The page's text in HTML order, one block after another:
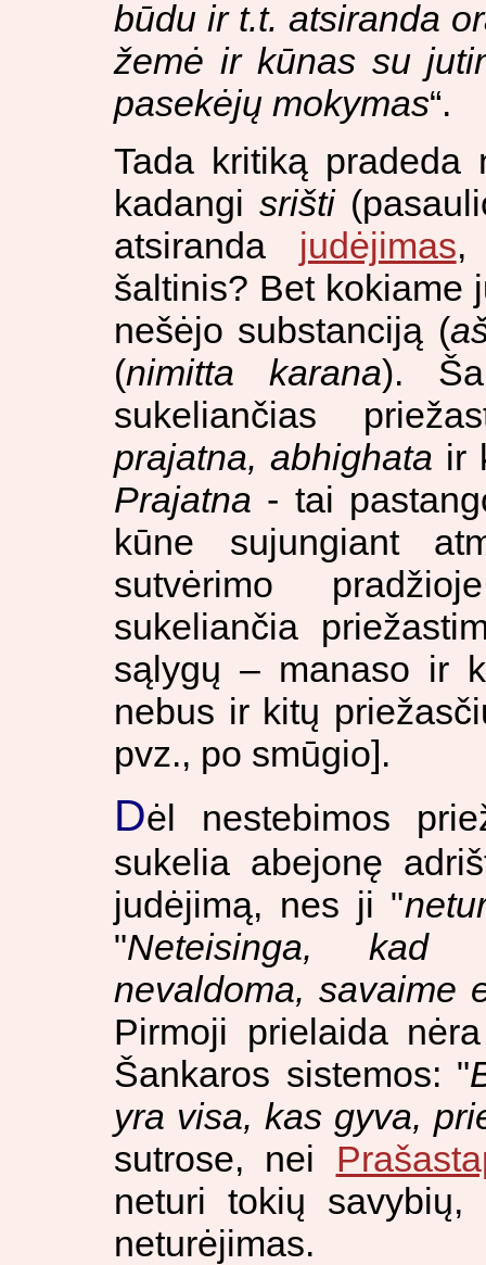
būdu ir t.t. atsiranda
žemė ir kūnas su
pasekėjų mokymas“.
Tada kritiką
kadangisrišti
atsiranda judėjimas
šaltinis? Bet kokiame
nešėjo substanciją (
(nimitta karana).
sukeliančias
prajatna, abhighata ir
Prajatna - tai
kūne sujungiant
sutvėrimo
sukeliančia
sąlygų – manaso ir
nebus ir kitų
pvz., po smūgio].
Dėl nestebimos
sukelia abejonę
judėjimą, nes ji "
"Neteisinga, kad
nevaldoma, savaime
Pirmoji prielaida
Šankaros sistemos: "
yra visa, kas gyva,
sutrose, nei
neturi tokių
neturėjimas.